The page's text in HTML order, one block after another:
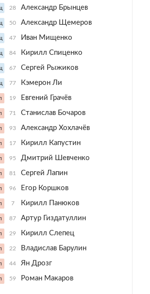
28 Александр Брынцев
50 Александр Щемеров
47 Иван Мищенко
84 Кирилл Спиценко
67 Сергей Рыжиков
77 Кэмерон Ли
19 Евгений Грачёв
71 Станислав Бочаров
93 Александр Хохлачёв
17 Кирилл Капустин
95 Дмитрий Шевченко
81 Сергей Лапин
96 Егор Коршков
7 Кирилл Панюков
87 Артур Гиздатуллин
29 Кирилл Слепец
22 Владислав Барулин
44 Ян Дрозг
59 Роман Макаров